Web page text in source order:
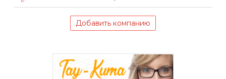
Добавить компанию